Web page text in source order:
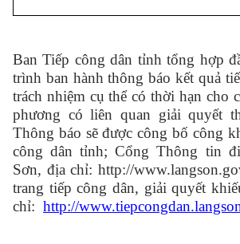
Ban Tiếp công dân tỉnh tổng hợp
trình ban hành thông báo kết quả
trách nhiệm cụ thể có thời hạn cho
phương có liên quan giải quyết
Thông báo sẽ được công bố công
công dân tỉnh; Cổng Thông tin
Sơn, địa chỉ: http://
trang tiếp công dân, giải quyết
chỉ: http://